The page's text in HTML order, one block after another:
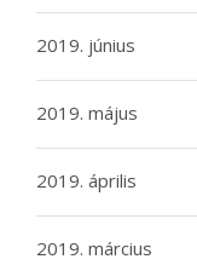
2019. június
2019. május
2019. április
2019. március